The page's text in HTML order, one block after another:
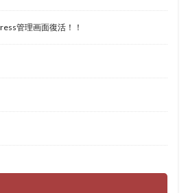
管理画面復活！！